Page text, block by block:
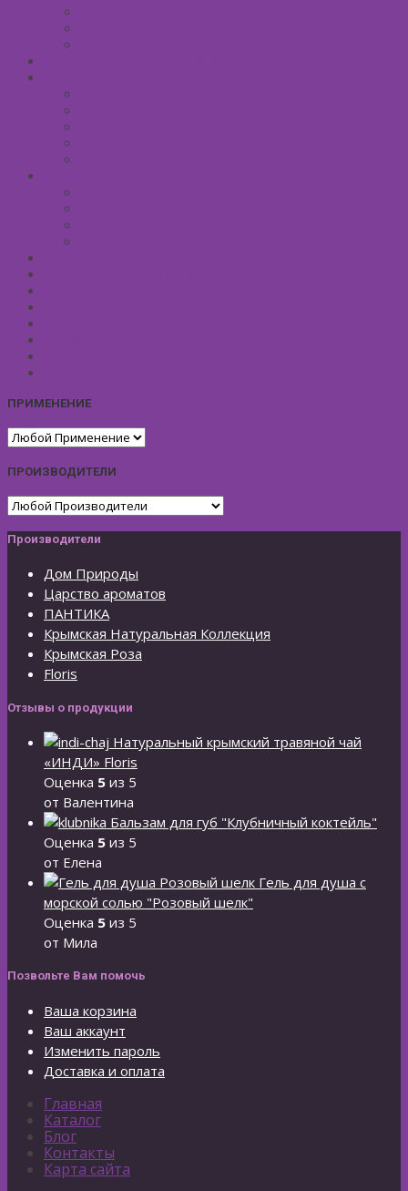
ПРИМЕНЕНИЕ
ПРОИЗВОДИТЕЛИ
Производители
Дом Природы
Царство ароматов
ПАНТИКА
Крымская Натуральная Коллекция
Крымская Роза
Floris
Отзывы о продукции
Натуральный крымский травяной чай
«ИНДИ» Floris
Оценка 5 из 5
от Валентина
Бальзам для губ "Клубничный коктейль"
Оценка 5 из 5
от Елена
Гель для душа с
морской солью "Розовый шелк"
Оценка 5 из 5
от Мила
Позвольте Вам помочь
Ваша корзина
Ваш аккаунт
Изменить пароль
Доставка и оплата
Главная
Каталог
Блог
Контакты
Карта сайта